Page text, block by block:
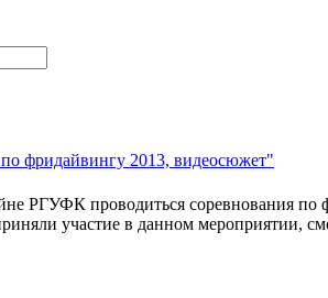
фридайвингу 2013, видеосюжет"
РГУФК проводиться соревнования по
участие в данном мероприятии,